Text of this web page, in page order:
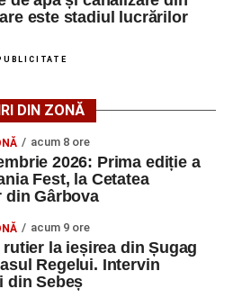
ca sursă preferată
Prima ediție a Transylvania
din Gârbova
din Șugag spre Popasul
din Sebeș
ani, rănit într-un accident rutier
din Sebeș
este stadiul lucrărilor
DIN ZONĂ
acum 8 ore
2026: Prima ediție a
Fest, la Cetatea
din Gârbova
acum 9 ore
la ieșirea din Șugag
Regelui. Intervin
din Sebeș